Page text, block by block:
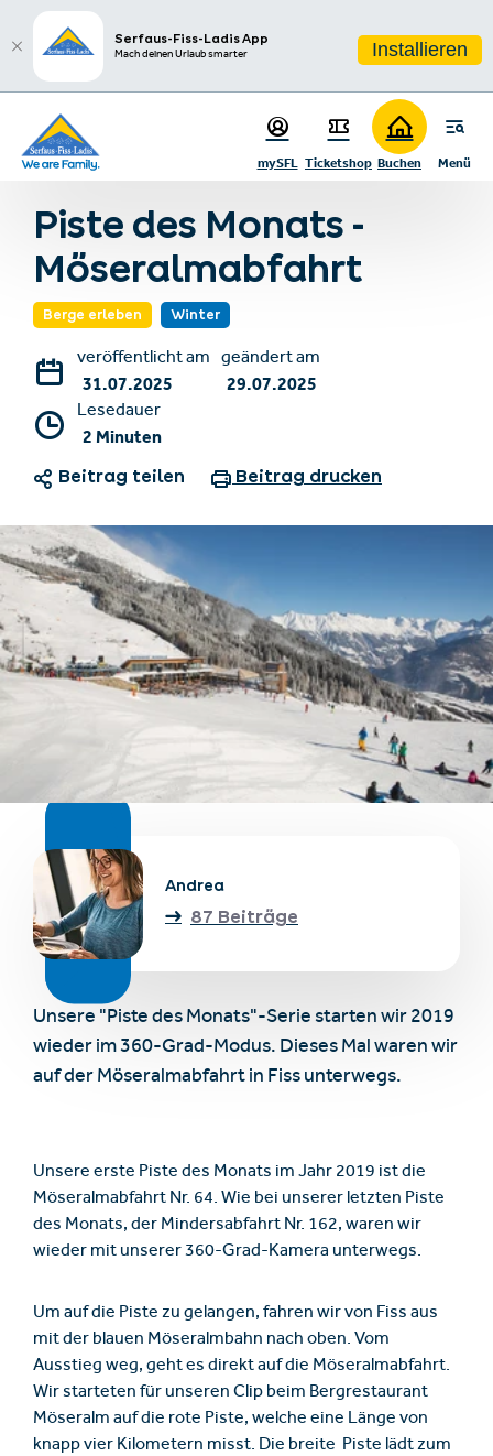
Serfaus-Fiss-Ladis App
Mach deinen Urlaub smarter Installieren
Zum Hauptinhalt springen
Zum Inhaltsverzeichnis springen
Zur Hauptnavigation springen
sr.table-of-contents
Fakten
Menü
mySFL Ticketshop Buchen
Unterkünfte finden
Gutscheinshop
info@serfaus-fiss-ladis.at
Zurück zur Blogübersicht
Piste des Monats -
Möseralmabfahrt
Berge erleben Winter
veröffentlicht am
31.07.2025
geändert am
29.07.2025
Lesedauer
2 Minuten
Unsere "Piste des Monats"-Serie starten wir 2019
wieder im 360-Grad-Modus. Dieses Mal waren wir
auf der Möseralmabfahrt in Fiss unterwegs.
Andrea
87 Beiträge
Beitrag teilen Beitrag drucken
Unsere erste Piste des Monats im Jahr 2019 ist die
Möseralmabfahrt Nr. 64. Wie bei unserer letzten Piste
des Monats, der Mindersabfahrt Nr. 162, waren wir
wieder mit unserer 360-Grad-Kamera unterwegs.
Um auf die Piste zu gelangen, fahren wir von Fiss aus
mit der blauen Möseralmbahn nach oben. Vom
Ausstieg weg, geht es direkt auf die Möseralmabfahrt.
Wir starteten für unseren Clip beim Bergrestaurant
Möseralm auf die rote Piste, welche eine Länge von
knapp vier Kilometern misst. Die breite Piste lädt zum